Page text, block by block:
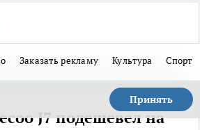
Заказать рекламу Культура Спорт
Принять
J7 подешевел на